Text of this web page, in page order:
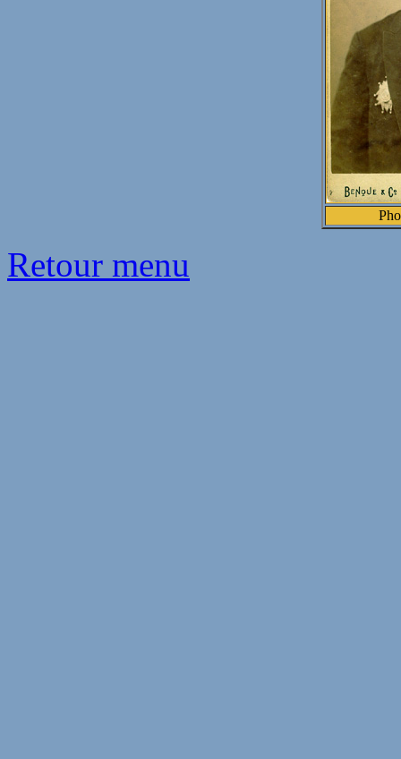
Retour menu